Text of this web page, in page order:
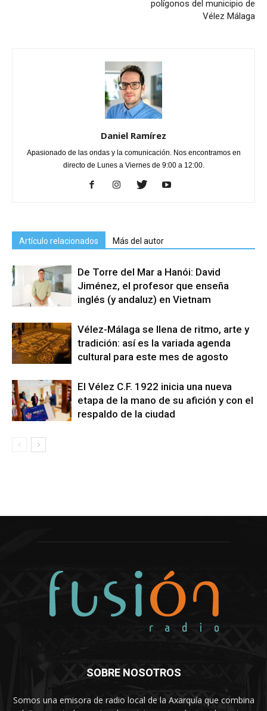
polígonos del municipio de
Vélez Málaga
Daniel Ramírez
Apasionado de las ondas y la comunicación. Nos encontramos en
directo de Lunes a Viernes de 9:00 a 12:00.
Artículo relacionados Más del autor
De Torre del Mar a Hanói: David
Jiménez, el profesor que enseña
inglés (y andaluz) en Vietnam
Vélez-Málaga se llena de ritmo, arte y
tradición: así es la variada agenda
cultural para este mes de agosto
El Vélez C.F. 1922 inicia una nueva
etapa de la mano de su afición y con el
respaldo de la ciudad
SOBRE NOSOTROS
Somos una emisora de radio local de la Axarquía que combina